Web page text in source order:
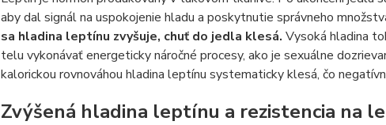
aby dal signál na uspokojenie hladu a poskytnutie správneho
sa hladina leptínu zvyšuje, chuť do jedla klesá. Vysoká hladina
telu vykonávať energeticky náročné procesy, ako je sexuálne
kalorickou rovnováhou hladina leptínu systematicky klesá, čo
Zvýšená hladina leptínu a rezistencia na